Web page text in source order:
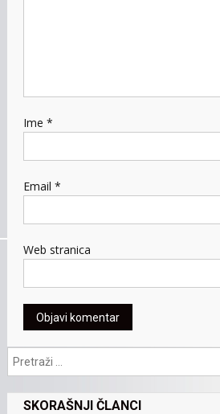
Ime *
Email *
Web stranica
SKORAŠNJI ČLANCI